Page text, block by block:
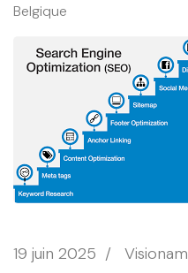
Belgique
19 juin 2025 / Visionam